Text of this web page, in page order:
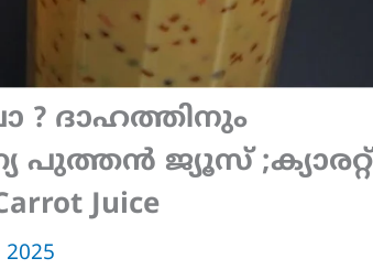
ദാഹത്തിനും
പുത്തൻ ജ്യൂസ് ;ക്യാരറ്റ്
Juice